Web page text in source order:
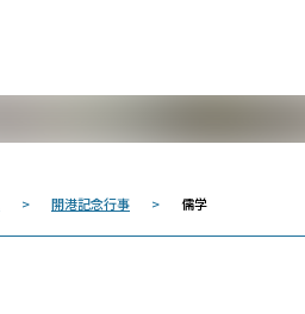
開港記念行事 儒学